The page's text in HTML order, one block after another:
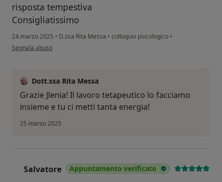
risposta tempestiva
Consigliatissimo
24 marzo 2025 • D.ssa Rita Messa • colloquio psicologico •
secondo l'opinione dell'utente Jlenia
Segnala abuso
Dott.ssa Rita Messa
Grazie Jlenia! Il lavoro tetapeutico lo facciamo
insieme e tu ci metti tanta energia!
25 marzo 2025
Salvatore Appuntamento verificato